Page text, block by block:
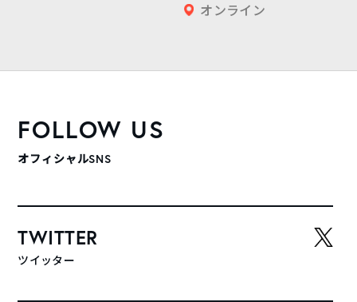
オンライン
FOLLOW US
オフィシャルSNS
TWITTER
ツイッター